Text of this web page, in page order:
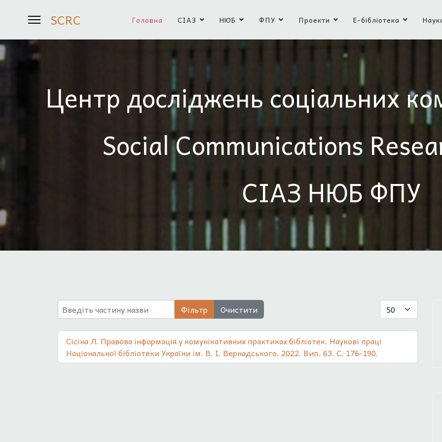
SCRC Головна СІАЗ НЮБ ФПУ Проекти Е-бібліотека
Центр досліджень соціальних
Social Communications
СІАЗ НЮБ ФПУ
Введіть частину назви Фільтр Очистити Показувати
Сісіна Л. Правова інформація у комунікативних практиках бібліотек. Наукові праці
Національної бібліотеки України ім. В. І. Вернадського. 2022. Вип. 63. С. 176-190.